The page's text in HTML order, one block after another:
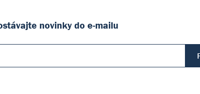
novinky do e-mailu